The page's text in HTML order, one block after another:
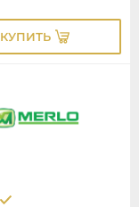
КУПИТЬ